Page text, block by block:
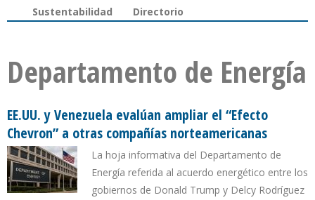
Sustentabilidad
Directorio
Departamento de Energía
EE.UU. y Venezuela evalúan ampliar el “Efecto
Chevron” a otras compañías norteamericanas
La hoja informativa del Departamento de
Energía referida al acuerdo energético entre los
gobiernos de Donald Trump y Delcy Rodríguez